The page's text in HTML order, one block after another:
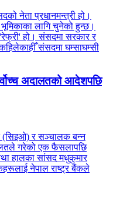
नेता प्रधानमन्त्री हो।
लागि चुनेको हुन्छ।
हो। संसदमा सरकार र
संसदमा घम्साघम्सी
अदालतको आदेशपछि
(सिइओ) र सञ्चालक बन्न
गरेको एक फैसलापछि
हालका सांसद मधुकुमार
नेपाल राष्ट्र बैंकले